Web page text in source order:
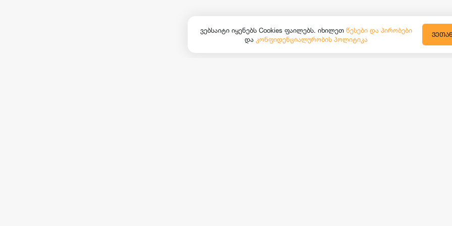
ვებსაიტი იყენებს Cookies ფაილებს. იხილეთ წესები და პირობები
და კონფიდენციალურობის პოლიტიკა